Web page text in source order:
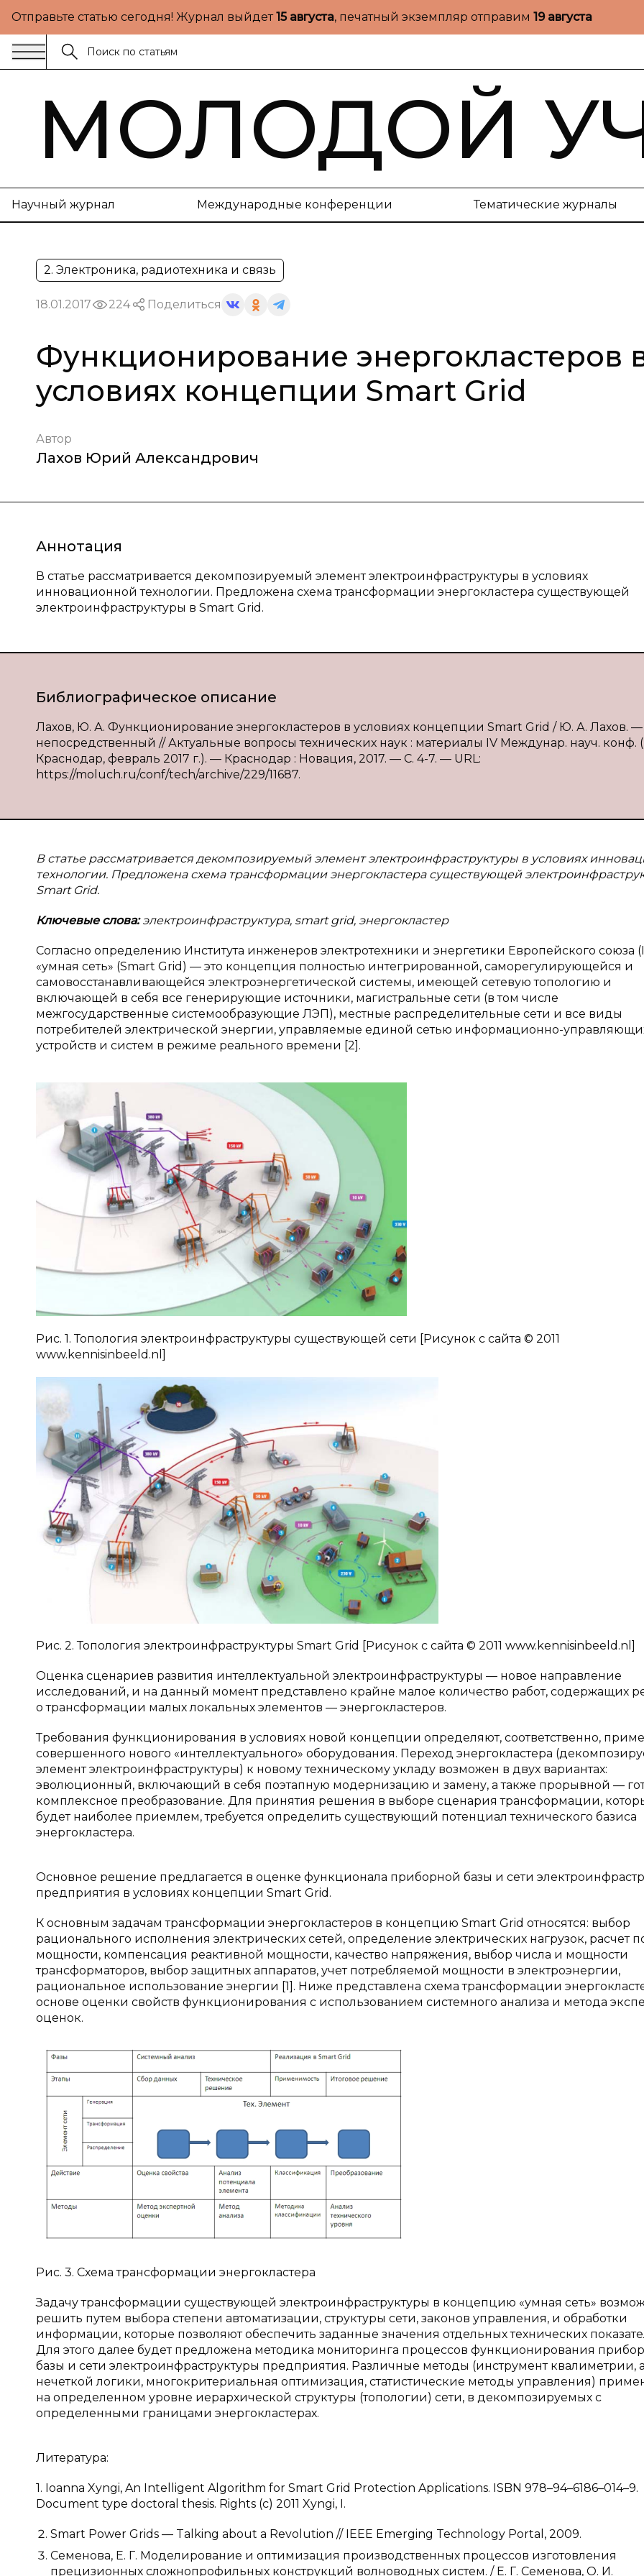
Отправьте статью сегодня! Журнал выйдет15 августа, печатный экземпляр отправим 19 августа
МОЛОДОЙ
Научный журнал Международные конференции Тематические журналы
2. Электроника, радиотехника и связь
18.01.2017 224 Поделиться
Функционирование энергокластеров
условиях концепции Smart Grid
Автор
Лахов Юрий Александрович
Аннотация
В статье рассматривается декомпозируемый элемент электроинфраструктуры в условиях
инновационной технологии. Предложена схема трансформации энергокластера существующей
электроинфраструктуры в Smart Grid.
Библиографическое описание
Лахов, Ю. А. Функционирование энергокластеров в условиях концепции Smart Grid / Ю. А. Лахов. —
непосредственный // Актуальные вопросы технических наук : материалы IV Междунар. науч. конф.
Краснодар, февраль 2017 г.). — Краснодар : Новация, 2017. — С. 4-7. — URL:
https://moluch.ru/conf/tech/archive/229/11687.
В статье рассматривается декомпозируемый элемент электроинфраструктуры в условиях
технологии. Предложена схема трансформации энергокластера существующей
Smart Grid.
Ключевые слова:электроинфраструктура, smart grid, энергокластер
Согласно определению Института инженеров электротехники и энергетики Европейского союза
«умная сеть» (Smart Grid) — это концепция полностью интегрированной, саморегулирующейся и
самовосстанавливающейся электроэнергетической системы, имеющей сетевую топологию и
включающей в себя все генерирующие источники, магистральные сети (в том числе
межгосударственные системообразующие ЛЭП), местные распределительные сети и все виды
потребителей электрической энергии, управляемые единой сетью информационно-
устройств и систем в режиме реального времени [2].
Рис. 1. Топология электроинфраструктуры существующей сети [Рисунок с сайта © 2011
www.kennisinbeeld.nl]
Рис. 2. Топология электроинфраструктуры Smart Grid [Рисунок с сайта © 2011 www.kennisinbeeld.nl]
Оценка сценариев развития интеллектуальной электроинфраструктуры — новое направление
исследований, и на данный момент представлено крайне малое количество работ, содержащих
о трансформации малых локальных элементов — энергокластеров.
Требования функционирования в условиях новой концепции определяют, соответственно,
совершенного нового «интеллектуального» оборудования. Переход энергокластера
элемент электроинфраструктуры) к новому техническому укладу возможен в двух вариантах:
эволюционный, включающий в себя поэтапную модернизацию и замену, а также прорывной —
комплексное преобразование. Для принятия решения в выборе сценария трансформации,
будет наиболее приемлем, требуется определить существующий потенциал технического базиса
энергокластера.
Основное решение предлагается в оценке функционала приборной базы и сети
предприятия в условиях концепции Smart Grid.
К основным задачам трансформации энергокластеров в концепцию Smart Grid относятся: выбор
рационального исполнения электрических сетей, определение электрических нагрузок, расчет
мощности, компенсация реактивной мощности, качество напряжения, выбор числа и мощности
трансформаторов, выбор защитных аппаратов, учет потребляемой мощности в электроэнергии,
рациональное использование энергии [1]. Ниже представлена схема трансформации
основе оценки свойств функционирования с использованием системного анализа и метода
оценок.
Рис. 3. Схема трансформации энергокластера
Задачу трансформации существующей электроинфраструктуры в концепцию «умная сеть»
решить путем выбора степени автоматизации, структуры сети, законов управления, и обработки
информации, которые позволяют обеспечить заданные значения отдельных технических
Для этого далее будет предложена методика мониторинга процессов функционирования
базы и сети электроинфраструктуры предприятия. Различные методы (инструмент квалиметрии,
нечеткой логики, многокритериальная оптимизация, статистические методы управления)
на определенном уровне иерархической структуры (топологии) сети, в декомпозируемых с
определенными границами энергокластерах.
Литература:
1. Ioanna Xyngi, An Intelligent Algorithm for Smart Grid Protection Applications. ISBN 978–94–6186–014–9.
Document type doctoral thesis. Rights (c) 2011 Xyngi, I.
Smart Power Grids — Talking about a Revolution // IEEE Emerging Technology Portal, 2009.
Семенова, Е. Г. Моделирование и оптимизация производственных процессов изготовления
прецизионных сложнопрофильных конструкций волноводных систем. / Е. Г. Семенова, О. И.